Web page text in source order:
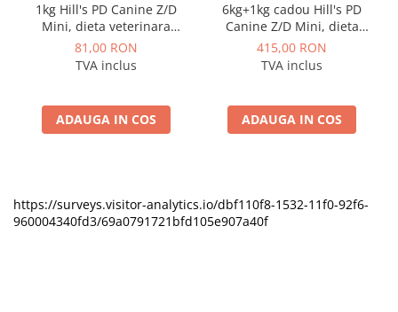
1kg Hill's PD Canine Z/D
Mini, dieta veterinara
pentru caini cu probleme
dermatologice
81,00 RON
TVA inclus
ADAUGA IN COS
6kg+1kg cadou Hill's PD
Canine Z/D Mini, dieta
veterinara pentru caini cu
probleme dermatologice
415,00 RON
TVA inclus
ADAUGA IN COS
https://surveys.visitor-analytics.io/dbf110f8-1532-11f0-92f6-
960004340fd3/69a0791721bfd105e907a40f